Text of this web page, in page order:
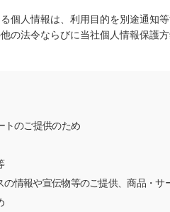
個人情報は、利用目的を別途通知
法令ならびに当社個人情報保護
トのご提供のため
情報や宣伝物等のご提供、商品・サ